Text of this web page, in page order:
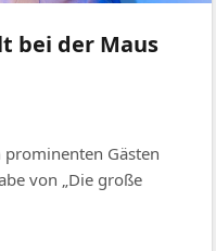
bei der Maus
Gästen
von „Die große